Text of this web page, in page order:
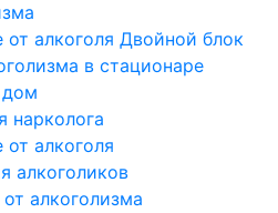
от алкоголя Двойной блок
в стационаре
дом
нарколога
алкоголя
алкоголиков
алкоголизма